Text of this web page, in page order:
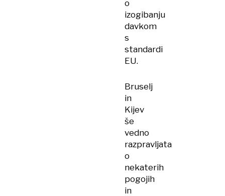
o
izogibanju
davkom
s
standardi
EU.
Bruselj
in
Kijev
še
vedno
razpravljata
o
nekaterih
pogojih
in